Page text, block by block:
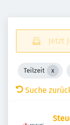
Jetzt
Teilzeit
Suche